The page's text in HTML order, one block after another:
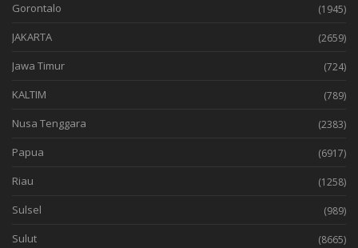
Gorontalo (1945)
JAKARTA (2659)
Jawa Timur (724)
KALTIM (789)
Nusa Tenggara (2383)
Papua (6917)
Riau (1258)
Sulsel (989)
Sulut (8665)